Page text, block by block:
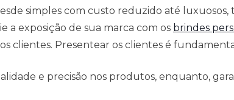
simples com custo reduzido até luxuosos,
a exposição de sua marca com os brindes
clientes. Presentear os clientes é
e precisão nos produtos, enquanto,